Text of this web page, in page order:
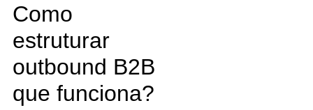
Como
estruturar
outbound B2B
que funciona?